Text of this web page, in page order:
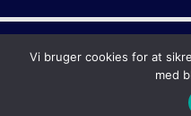
Copyright
Vi bruger cookies for at
med